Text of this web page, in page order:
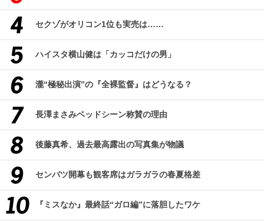
セクゾがオリコン1位も実売は……
ハイスタ横山健は「カッコだけの男」
瀧“極秘出演”の『全裸監督』はどうなる？
長澤まさみベッドシーン称賛の理由
後藤真希、過去最高露出の写真集が物議
センバツ開幕も観客席はガラガラの春夏格差
『ミスなか』最終話“ガロ編”に落胆したワケ